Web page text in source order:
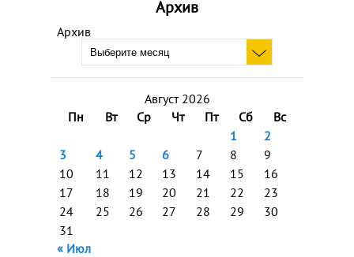
Архив
Архив
Август 2026
Пн
Вт Ср Чт Пт Сб
Вс
1
2
3
4 5 6 7 8
9
10
11 12 13 14 15
16
17
18 19 20 21 22
23
24
25 26 27 28 29
30
31
« Июл